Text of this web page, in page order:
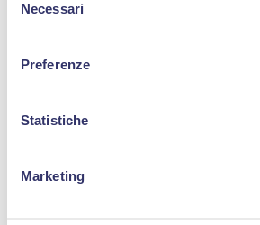
delNecessari
Preferenze
Statistiche
Marketing